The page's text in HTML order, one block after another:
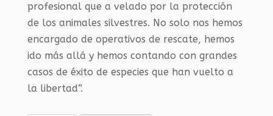
profesional que a velado por la protección
de los animales silvestres. No solo nos hemos
encargado de operativos de rescate, hemos
ido más allá y hemos contando con grandes
casos de éxito de especies que han vuelto a
la libertad”.